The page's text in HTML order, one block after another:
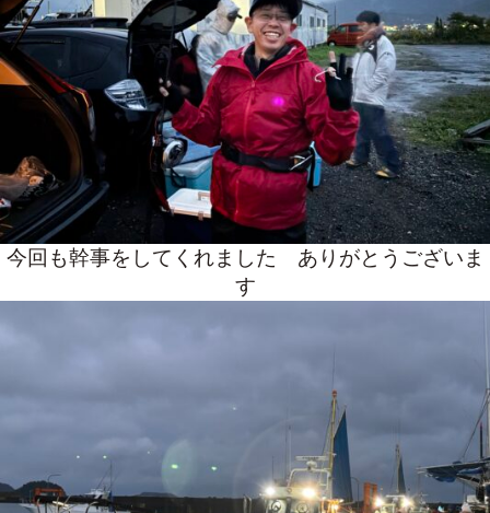
今回も幹事をしてくれました ありがとうございま
す